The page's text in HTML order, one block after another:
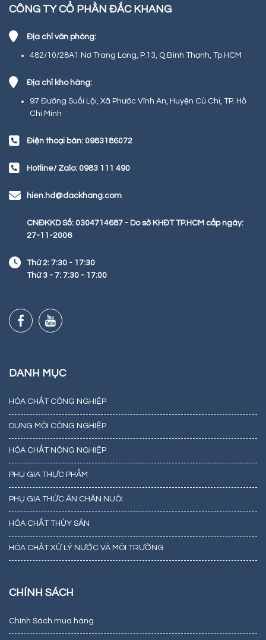
CÔNG TY CỔ PHẦN ĐẮC KHANG
Địa chỉ văn phòng:
482/10/28A1 Nơ Trang Long, P.13, Q.Bình Thạnh, Tp.HCM
Địa chỉ kho hàng:
97 Đường Suối Lội, Xã Phước Vĩnh An, Huyện Củ Chi, TP. Hồ
Chí Minh
Điện thoại bàn: 0983186072
Hotline/ Zalo: 0983 111 490
hien.hd@dackhang.com
CNĐKKD Số: 0304714687 - Do sở KHĐT TP.HCM cấp ngày:
27-11-2006
Thứ 2: 7:30 - 17:30
Thứ 3 - 7: 7:30 - 17:00
DANH MỤC
HÓA CHẤT CÔNG NGHIỆP
DUNG MÔI CÔNG NGHIỆP
HÓA CHẤT NÔNG NGHIỆP
PHỤ GIA THỰC PHẨM
PHỤ GIA THỨC ĂN CHĂN NUÔI
HÓA CHẤT THỦY SẢN
HÓA CHẤT XỬ LÝ NƯỚC VÀ MÔI TRƯỜNG
CHÍNH SÁCH
Chính Sách mua hàng